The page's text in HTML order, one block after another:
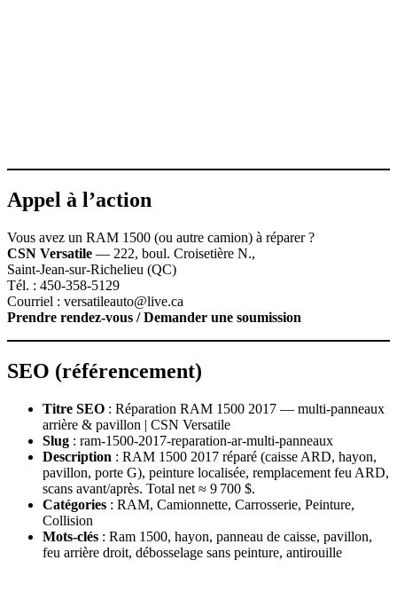
Appel à l’action
Vous avez un RAM 1500 (ou autre camion) à réparer ?
CSN Versatile — 222, boul. Croisetière N.,
Saint‑Jean‑sur‑Richelieu (QC)
Tél. : 450‑358‑5129
Courriel : versatileauto@live.ca
Prendre rendez‑vous / Demander une soumission
SEO (référencement)
Titre SEO : Réparation RAM 1500 2017 — multi‑panneaux
arrière & pavillon | CSN Versatile
Slug : ram‑1500‑2017‑reparation‑ar‑multi‑panneaux
Description : RAM 1500 2017 réparé (caisse ARD, hayon,
pavillon, porte G), peinture localisée, remplacement feu ARD,
scans avant/après. Total net ≈ 9 700 $.
Catégories : RAM, Camionnette, Carrosserie, Peinture,
Collision
Mots‑clés : Ram 1500, hayon, panneau de caisse, pavillon,
feu arrière droit, débosselage sans peinture, antirouille